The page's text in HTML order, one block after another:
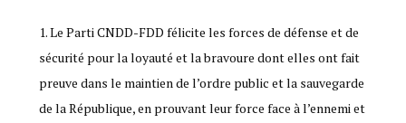
Le Parti CNDD-FDD félicite les forces de défense et de
sécurité pour la loyauté et la bravoure dont elles ont fait
preuve dans le maintien de l’ordre public et la sauvegarde
de la République, en prouvant leur force face à l’ennemi et